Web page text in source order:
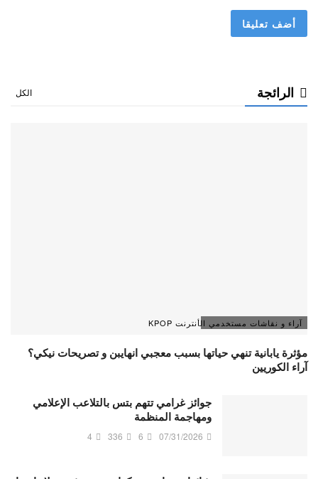
الرائجة الكل
آراء و نقاشات مستخدمي الأنترنت KPOP
مؤثرة يابانية تنهي حياتها بسبب معجبي انهايبن و تصريحات نيكي؟
آراء الكوريين
جوائز غرامي تتهم بتس بالتلاعب الإعلامي
ومهاجمة المنظمة
07/31/2026
6
336
4